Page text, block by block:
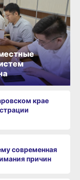
крае
современная
причин